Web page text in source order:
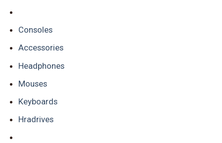
Consoles
Accessories
Headphones
Mouses
Keyboards
Hradrives